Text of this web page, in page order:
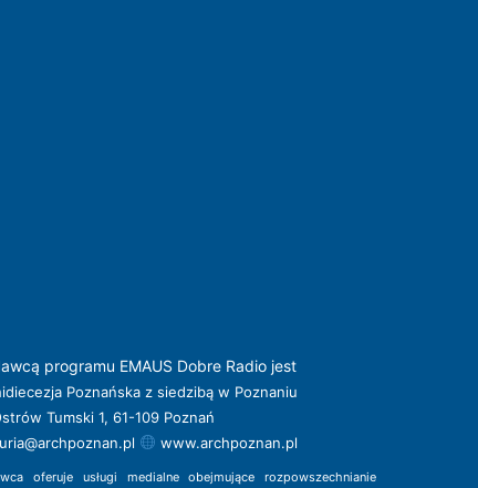
programu EMAUS Dobre Radio jest
Poznańska z siedzibą w Poznaniu
Tumski 1, 61-109 Poznań
www.archpoznan.pl
oferuje usługi medialne obejmujące rozpowszechnianie